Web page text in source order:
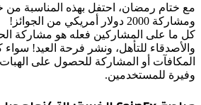
مع ختام رمضان، احتفل بهذه المناسبة من
ومشاركة 2000 دولار أمريكي من الجوائز!
كل ما على المشاركين فعله هو مشاركة
والأصدقاء للتأهل، ونشر فرحة العيد!
وفيرة للمستخدمين.